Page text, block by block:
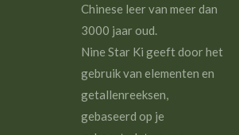
Chinese leer van meer dan
3000 jaar oud.
Nine Star Ki geeft door het
gebruik van elementen en
getallenreeksen,
gebaseerd op je